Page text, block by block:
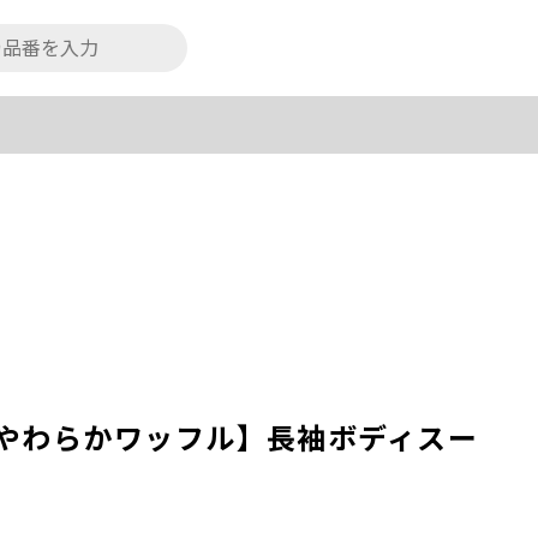
わらかワッフル】長袖ボディスー